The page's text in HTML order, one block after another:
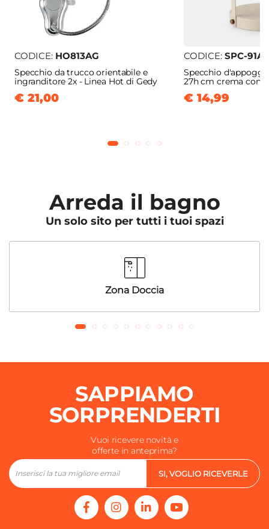
CODICE: HO813AG
Specchio da trucco orientabile e
ingranditore 2x - Linea Hot di Gedy
€ 21,00
CODICE: SPC-91A
Specchio
27h cm crema con
€ 14,99
Arreda il bagno
Un solo sito per tutti i tuoi spazi
Zona Doccia
SAPPIAMO
SORPRENDERTI
Vuoi ricevere novità e
offerte in anteprima?
SI, VOGLIO RICEVERLE